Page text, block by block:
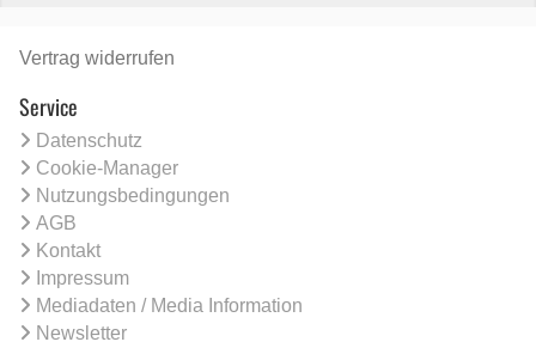
Vertrag widerrufen
Service
Datenschutz
Cookie-Manager
Nutzungsbedingungen
AGB
Kontakt
Impressum
Mediadaten / Media Information
Newsletter